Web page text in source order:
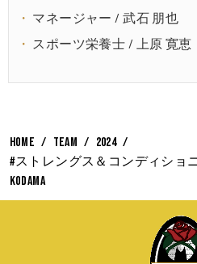
マネージャー / 武石 朋也
スポーツ栄養士 / 上原 寛恵
HOME TEAM
2024
#ストレングス＆コンディショ
Kodama